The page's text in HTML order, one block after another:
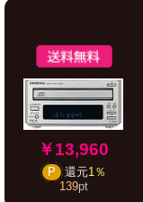
￥13,960
P 還元1％
139pt